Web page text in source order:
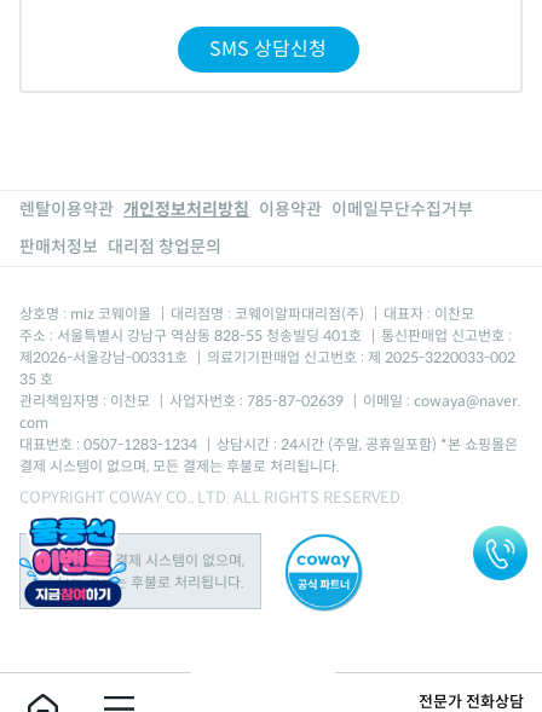
SMS 상담신청
렌탈이용약관 개인정보처리방침 이용약관 이메일무단수집거부
판매처정보 대리점 창업문의
상호명 : miz 코웨이몰 대리점명 : 코웨이알파대리점(주)
대표자 : 이찬모
주소 : 서울특별시 강남구 역삼동 828-55 청송빌딩 401호
통신판매업 신고번호 :
제2026-서울강남-00331호
의료기기판매업 신고번호 : 제 2025-3220033-002
35 호
관리책임자명 : 이찬모
사업자번호 : 785-87-02639
이메일 : cowaya@naver.
com
대표번호 : 0507-1283-1234
상담시간 : 24시간 (주말, 공휴일포함) *본 쇼핑몰은
결제 시스템이 없으며, 모든 결제는 후불로 처리됩니다.
COPYRIGHT COWAY CO., LTD. ALL RIGHTS RESERVED.
본 쇼핑몰은 결제 시스템이 없으며,
모든 결제는 후불로 처리됩니다.
전문가 전화상담